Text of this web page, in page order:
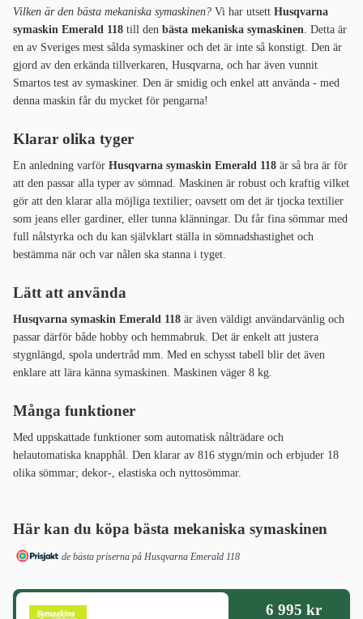
Vilken är den bästa mekaniska symaskinen? Vi har utsett Husqvarna
symaskin Emerald 118 till den bästa mekaniska symaskinen. Detta är
en av Sveriges mest sålda symaskiner och det är inte så konstigt. Den är
gjord av den erkända tillverkaren, Husqvarna, och har även vunnit
Smartos test av symaskiner. Den är smidig och enkel att använda - med
denna maskin får du mycket för pengarna!
Klarar olika tyger
En anledning varför Husqvarna symaskin Emerald 118 är så bra är för
att den passar alla typer av sömnad. Maskinen är robust och kraftig vilket
gör att den klarar alla möjliga textilier; oavsett om det är tjocka textilier
som jeans eller gardiner, eller tunna klänningar. Du får fina sömmar med
full nålstyrka och du kan självklart ställa in sömnadshastighet och
bestämma när och var nålen ska stanna i tyget.
Lätt att använda
Husqvarna symaskin Emerald 118 är även väldigt användarvänlig och
passar därför både hobby och hemmabruk. Det är enkelt att justera
stygnlängd, spola undertråd mm. Med en schysst tabell blir det även
enklare att lära känna symaskinen. Maskinen väger 8 kg.
Många funktioner
Med uppskattade funktioner som automatisk nålträdare och
helautomatiska knapphål. Den klarar av 816 stygn/min och erbjuder 18
olika sömmar; dekor-, elastiska och nyttosömmar.
Här kan du köpa bästa mekaniska symaskinen
de bästa priserna på Husqvarna Emerald 118
6 995 kr